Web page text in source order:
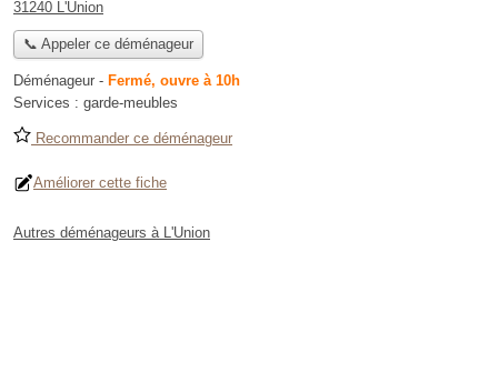
31240 L'Union
📞 Appeler ce déménageur
Déménageur - Fermé, ouvre à 10h
Services : garde-meubles
Recommander ce déménageur
Améliorer cette fiche
Autres déménageurs à L'Union